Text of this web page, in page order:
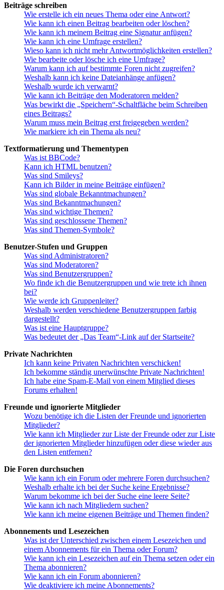
Beiträge schreiben
Wie erstelle ich ein neues Thema oder eine Antwort?
Wie kann ich einen Beitrag bearbeiten oder löschen?
Wie kann ich meinem Beitrag eine Signatur anfügen?
Wie kann ich eine Umfrage erstellen?
Wieso kann ich nicht mehr Antwortmöglichkeiten erstellen?
Wie bearbeite oder lösche ich eine Umfrage?
Warum kann ich auf bestimmte Foren nicht zugreifen?
Weshalb kann ich keine Dateianhänge anfügen?
Weshalb wurde ich verwarnt?
Wie kann ich Beiträge den Moderatoren melden?
Was bewirkt die „Speichern“-Schaltfläche beim Schreiben
eines Beitrags?
Warum muss mein Beitrag erst freigegeben werden?
Wie markiere ich ein Thema als neu?
Textformatierung und Thementypen
Was ist BBCode?
Kann ich HTML benutzen?
Was sind Smileys?
Kann ich Bilder in meine Beiträge einfügen?
Was sind globale Bekanntmachungen?
Was sind Bekanntmachungen?
Was sind wichtige Themen?
Was sind geschlossene Themen?
Was sind Themen-Symbole?
Benutzer-Stufen und Gruppen
Was sind Administratoren?
Was sind Moderatoren?
Was sind Benutzergruppen?
Wo finde ich die Benutzergruppen und wie trete ich ihnen
bei?
Wie werde ich Gruppenleiter?
Weshalb werden verschiedene Benutzergruppen farbig
dargestellt?
Was ist eine Hauptgruppe?
Was bedeutet der „Das Team“-Link auf der Startseite?
Private Nachrichten
Ich kann keine Privaten Nachrichten verschicken!
Ich bekomme ständig unerwünschte Private Nachrichten!
Ich habe eine Spam-E-Mail von einem Mitglied dieses
Forums erhalten!
Freunde und ignorierte Mitglieder
Wozu benötige ich die Listen der Freunde und ignorierten
Mitglieder?
Wie kann ich Mitglieder zur Liste der Freunde oder zur Liste
der ignorierten Mitglieder hinzufügen oder diese wieder aus
den Listen entfernen?
Die Foren durchsuchen
Wie kann ich ein Forum oder mehrere Foren durchsuchen?
Weshalb erhalte ich bei der Suche keine Ergebnisse?
Warum bekomme ich bei der Suche eine leere Seite?
Wie kann ich nach Mitgliedern suchen?
Wie kann ich meine eigenen Beiträge und Themen finden?
Abonnements und Lesezeichen
Was ist der Unterschied zwischen einem Lesezeichen und
einem Abonnements für ein Thema oder Forum?
Wie kann ich ein Lesezeichen auf ein Thema setzen oder ein
Thema abonnieren?
Wie kann ich ein Forum abonnieren?
Wie deaktiviere ich meine Abonnements?